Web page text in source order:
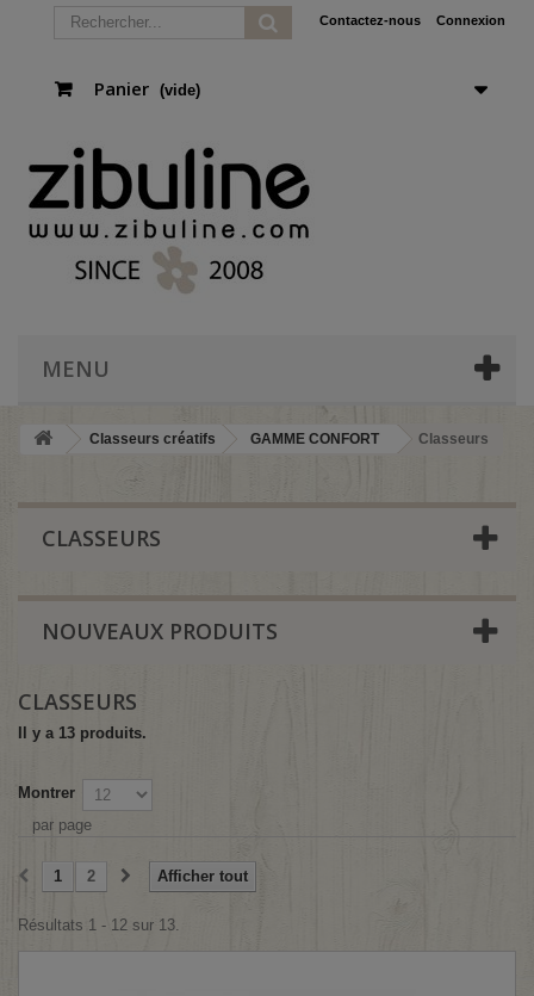
Connexion
Contactez-nous
Panier (vide)
MENU
Classeurs créatifs GAMME CONFORT Classeurs
CLASSEURS
NOUVEAUX PRODUITS
CLASSEURS
Il y a 13 produits.
Montrer
par page
Afficher tout
1 2
Résultats 1 - 12 sur 13.